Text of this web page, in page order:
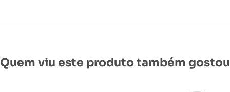
Quem viu este produto também gostou